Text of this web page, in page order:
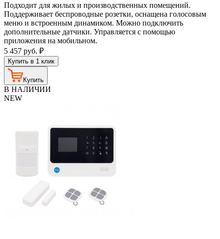
Подходит для жилых и производственных помещений.
Поддерживает беспроводные розетки, оснащена голосовым
меню и встроенным динамиком. Можно подключить
дополнительные датчики. Управляется с помощью
приложения на мобильном.
5 457 руб. ₽
Купить в 1 клик
Купить
В НАЛИЧИИ
NEW